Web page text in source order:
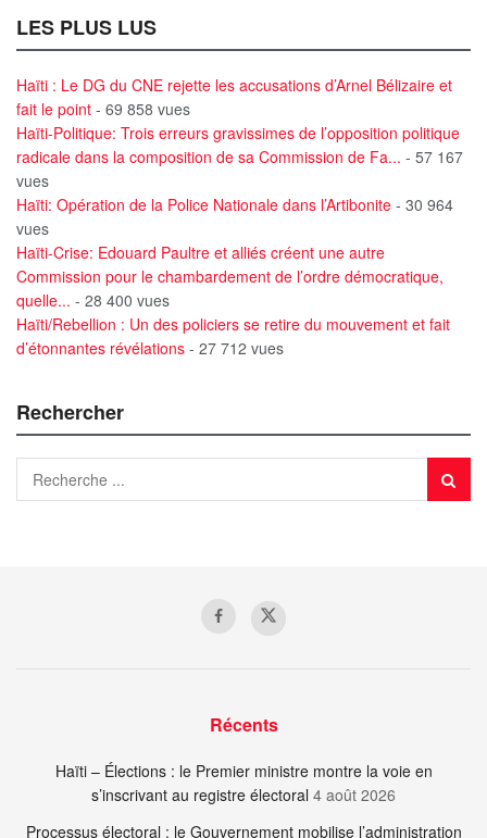
LES PLUS LUS
Haïti : Le DG du CNE rejette les accusations d’Arnel Bélizaire et
fait le point - 69 858 vues
Haïti-Politique: Trois erreurs gravissimes de l’opposition politique
radicale dans la composition de sa Commission de Fa... - 57 167
vues
Haïti: Opération de la Police Nationale dans l’Artibonite - 30 964
vues
Haïti-Crise: Edouard Paultre et alliés créent une autre
Commission pour le chambardement de l’ordre démocratique,
quelle... - 28 400 vues
Haïti/Rebellion : Un des policiers se retire du mouvement et fait
d’étonnantes révélations - 27 712 vues
Rechercher
Récents
Haïti – Élections : le Premier ministre montre la voie en
s’inscrivant au registre électoral 4 août 2026
Processus électoral : le Gouvernement mobilise l’administration